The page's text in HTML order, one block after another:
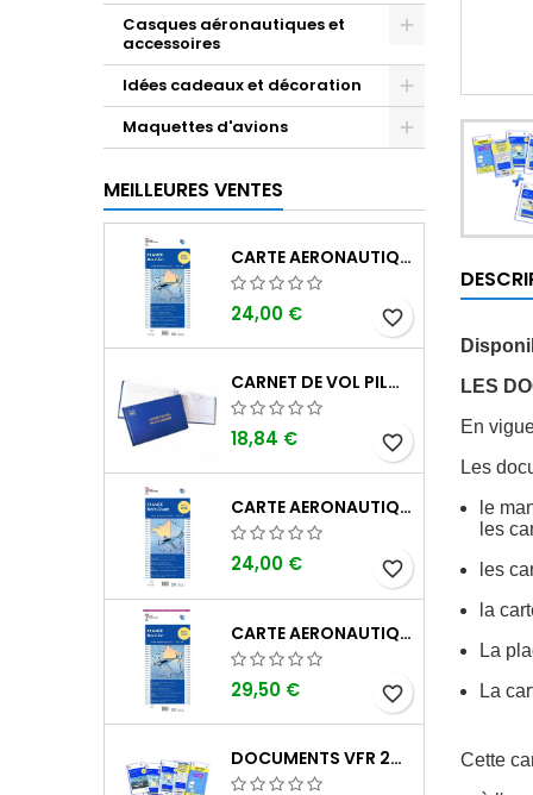
Casques aéronautiques et
accessoires
Idées cadeaux et décoration
Maquettes d'avions
MEILLEURES VENTES
CARTE AERONAUTIQUE OACI SIA FRANCE NORD EST 2026 AU 1/500 000
24,00 € favorite_border
CARNET DE VOL PILOTE EASA "AVIONS/HÉLICOPTÈRES" DGAC
18,84 € favorite_border
CARTE AERONAUTIQUE OACI SIA FRANCE NORD OUEST 2026 AU 1/500 000
24,00 € favorite_border
CARTE AERONAUTIQUE OACI SIA FRANCE NORD EST 2026 PLASTIFIÉE AU 1/500 000
29,50 € favorite_border
DOCUMENTS VFR 2026 SIA EDITION 1
LES
En
Les
le
les
les
la
La
La
Cette